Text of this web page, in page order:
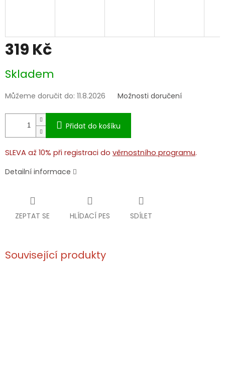
319 Kč
cena:
Skladem
Můžeme doručit do: 11.8.2026 Možnosti doručení
Přidat do košíku
SLEVA až 10% při registraci do věrnostního programu.
Detailní informace
ZEPTAT SE HLÍDACÍ PES SDÍLET
Související produkty